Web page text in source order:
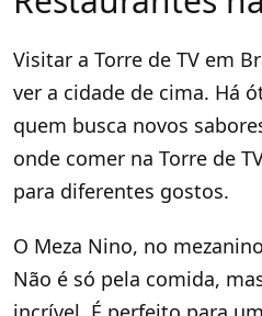
Visitar a Torre de TV em
ver a cidade de cima. Há
quem busca novos
onde comer na Torre de
para diferentes gostos.
O Meza Nino, no
Não é só pela comida,